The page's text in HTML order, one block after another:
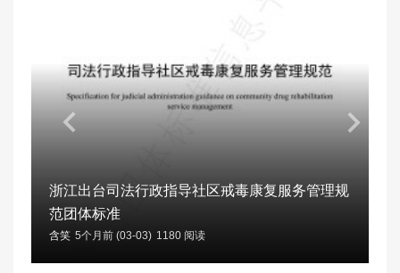
浙江出台司法行政指导社区戒毒康复服务管理规
范团体标准
含笑 5个月前 (03-03) 1180 阅读